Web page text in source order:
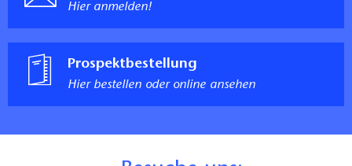
Hier anmelden!
Prospektbestellung
Hier bestellen oder online ansehen